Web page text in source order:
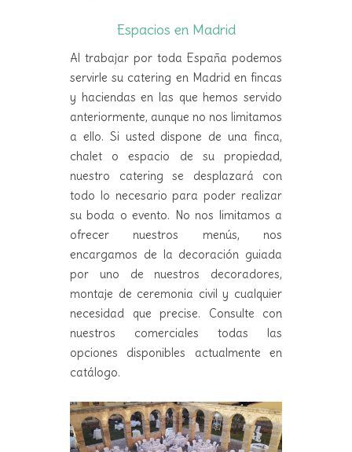
Espacios en Madrid
Al trabajar por toda España podemos
servirle su catering en Madrid en fincas
y haciendas en las que hemos servido
anteriormente, aunque no nos limitamos
a ello. Si usted dispone de una finca,
chalet o espacio de su propiedad,
nuestro catering se desplazará con
todo lo necesario para poder realizar
su boda o evento. No nos limitamos a
ofrecer nuestros menús, nos
encargamos de la decoración guiada
por uno de nuestros decoradores,
montaje de ceremonia civil y cualquier
necesidad que precise. Consulte con
nuestros comerciales todas las
opciones disponibles actualmente en
catálogo.